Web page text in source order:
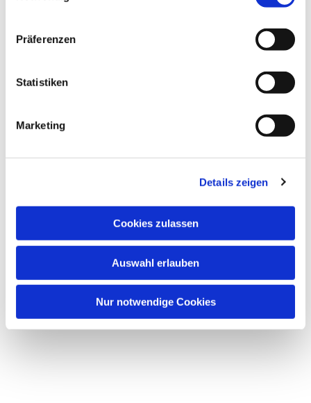
Präferenzen
Statistiken
Marketing
Details zeigen
Cookies zulassen
Auswahl erlauben
Nur notwendige Cookies
Dies könnte Sie auch